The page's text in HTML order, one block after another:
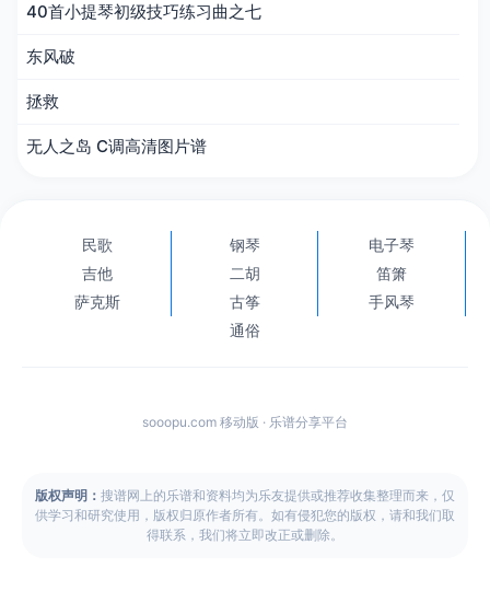
40首小提琴初级技巧练习曲之七
东风破
拯救
无人之岛 C调高清图片谱
民歌 钢琴
电子琴
吉他
二胡
笛箫
萨克斯
古筝
手风琴
通俗
sooopu.com 移动版 · 乐谱分享平台
版权声明： 搜谱网上的乐谱和资料均为乐友提供或推荐收集整理而来，仅
供学习和研究使用，版权归原作者所有。如有侵犯您的版权，请和我们取
得联系，我们将立即改正或删除。